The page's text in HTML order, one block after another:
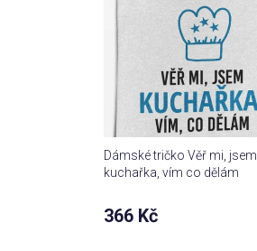
Dámské tričko Věř mi, jsem
kuchařka, vím co dělám
366 Kč